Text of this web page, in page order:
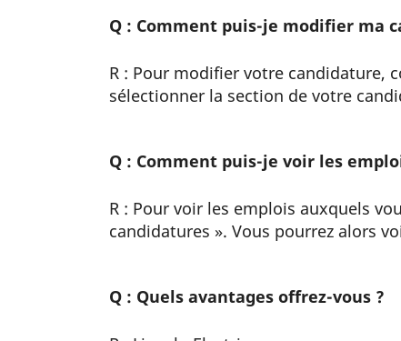
Q : Comment puis-je modifier ma
R : Pour modifier votre candidature,
sélectionner la section de votre
Q : Comment puis-je voir les
R : Pour voir les emplois auxquels
candidatures ». Vous pourrez alors
Q : Quels avantages offrez-vous ?